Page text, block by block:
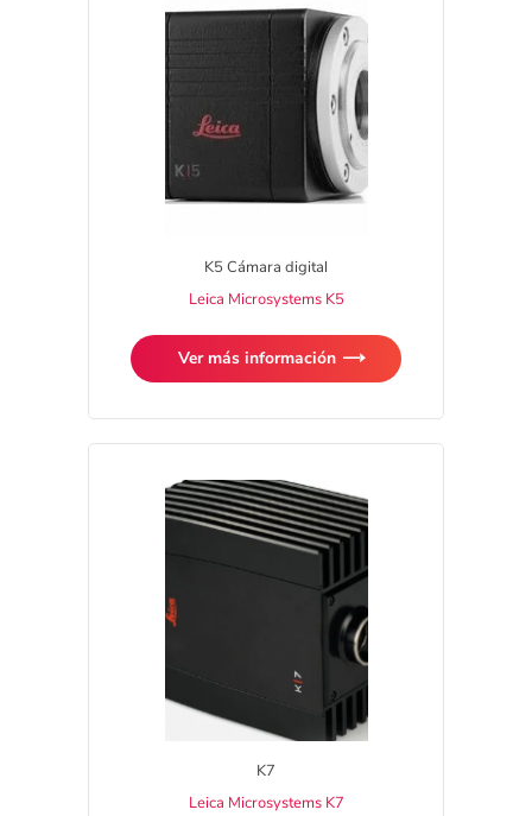
K5 Cámara digital
Leica Microsystems K5
Ver más información
K7
Leica Microsystems K7